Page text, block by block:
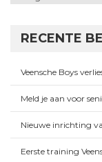
RECENTE
Veensche Boys
Meld je aan voor
Nieuwe inrichting
Eerste training